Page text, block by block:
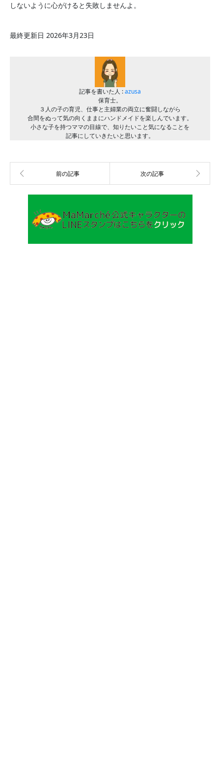
しないように心がけると失敗しませんよ。
最終更新日 2026年3月23日
記事を書いた人 :azusa
保育士。
３人の子の育児、仕事と主婦業の両立に奮闘しながら
合間をぬって気の向くままにハンドメイドを楽しんでいます。
小さな子を持つママの目線で、知りたいこと気になることを
記事にしていきたいと思います。